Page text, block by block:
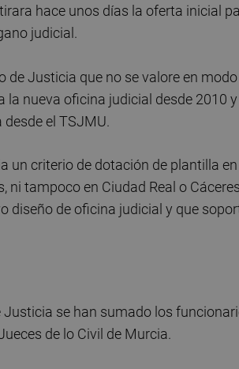
hace unos días la oferta inicial
judicial.
de Justicia que no se valore en
nueva oficina judicial desde 2010 y
el TSJMU.
un criterio de dotación de plantilla
ni tampoco en Ciudad Real o
diseño de oficina judicial y que
se han sumado los
de lo Civil de Murcia.